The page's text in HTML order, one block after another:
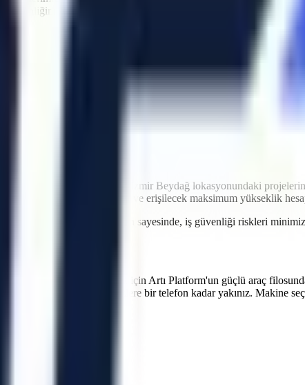
güvenliğini en üst düzeyde tutacak aşırı yük sensörleri, eğim
Artı Platform olarak kendi çekicilerimiz ve özel nakliye
, saatler içinde makinenin projenizde hazır olmasını sağlayarak olası
kontrolü
imkanı
maliyetlere neden olabilir. İzmir Beydağ lokasyonundaki
genişlikleri, eğim durumu ve erişilecek maksimum yükseklik
verilen teknik oryantasyon sayesinde, iş güvenliği riskleri
verimliliğinizi artırmak için Artı Platform'un güçlü araç
bakımlarında sizlere bir telefon kadar yakınız. Makine
fiyatları nedir?